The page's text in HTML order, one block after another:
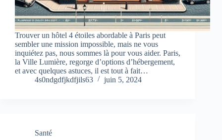
Trouver un hôtel 4 étoiles abordable à Paris peut
sembler une mission impossible, mais ne vous
inquiétez pas, nous sommes là pour vous aider. Paris,
la Ville Lumière, regorge d’options d’hébergement,
et avec quelques astuces, il est tout à fait…
4s0ndgdfjkdfjils63
juin 5, 2024
Santé